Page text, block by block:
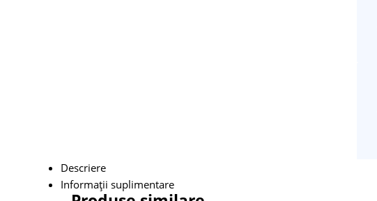
Descriere
Informații suplimentare